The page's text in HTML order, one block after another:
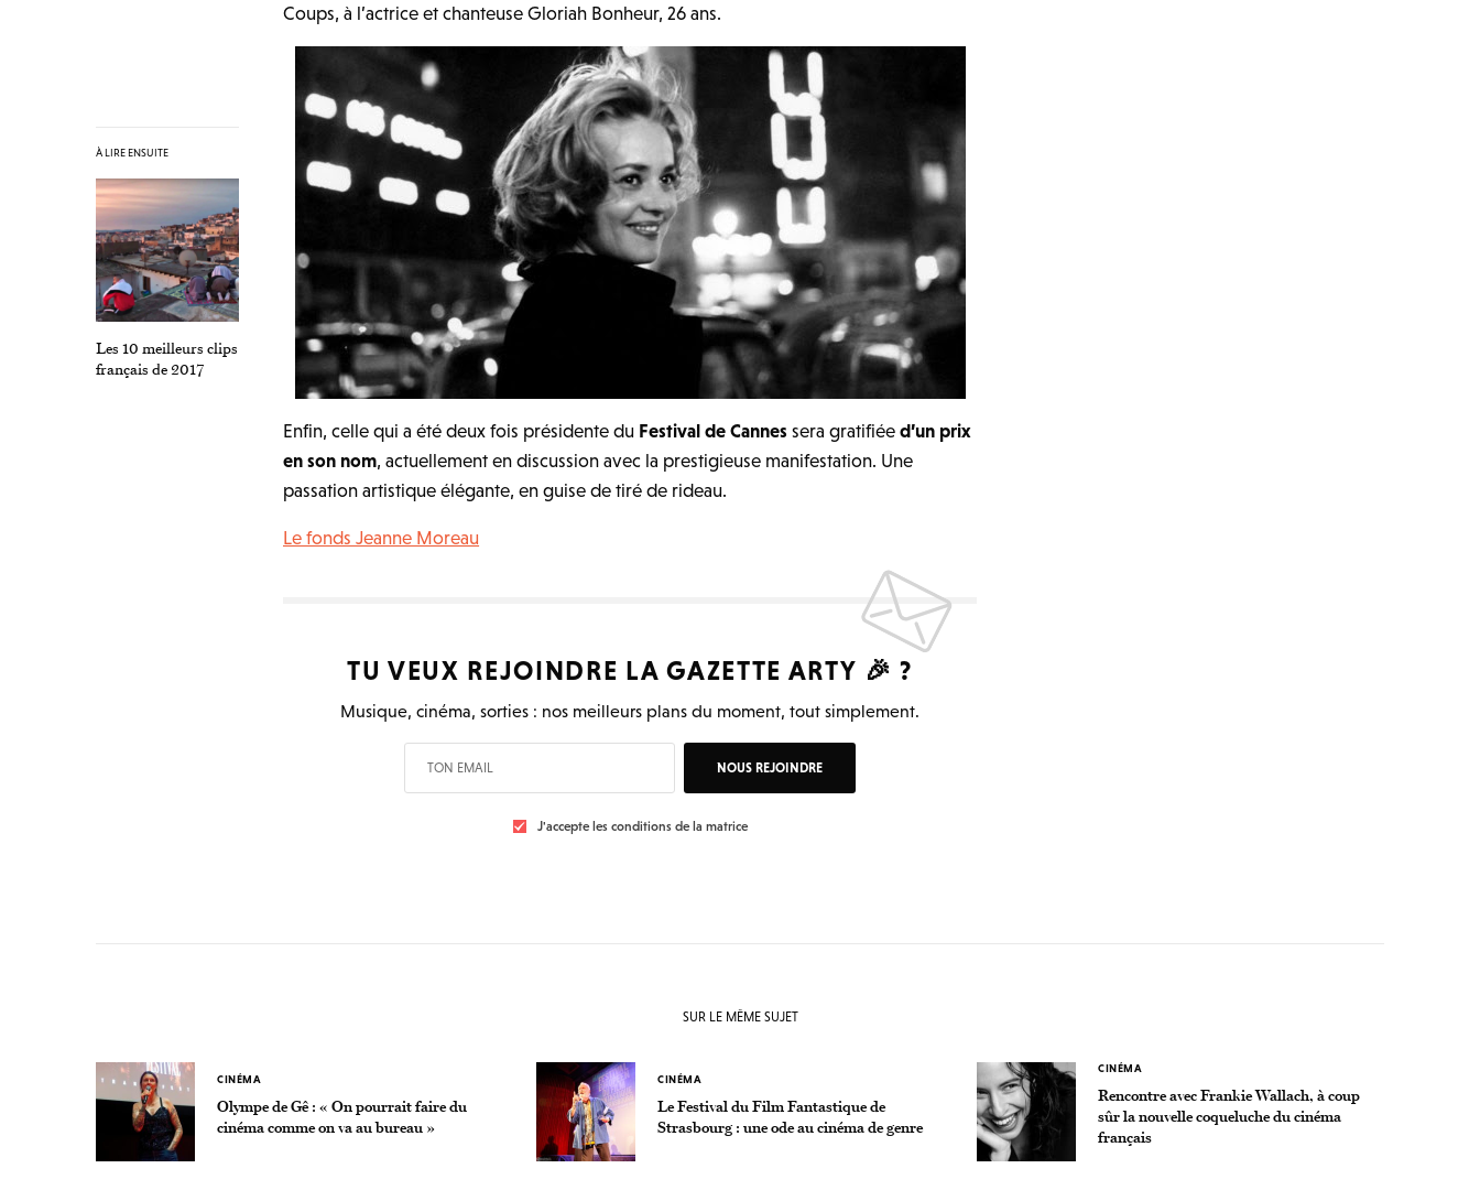
À LIRE ENSUITE
Les 10 meilleurs clips
français de 2017
Coups, à l’actrice et chanteuse Gloriah Bonheur, 26 ans.
Enfin, celle qui a été deux fois présidente du Festival de Cannes sera gratifiéed’un prix
en son nom, actuellement en discussion avec la prestigieuse manifestation. Une
passation artistique élégante, en guise de tiré de rideau.
Le fonds Jeanne Moreau
TU VEUX REJOINDRE LAGAZETTE ARTY 🎉 ?
Musique, cinéma, sorties : nos meilleurs plans du moment, tout simplement.
NOUS REJOINDRE
J'accepte les conditions de la matrice
SUR LE MÊME SUJET
CINÉMA
Olympe de Gê : « On pourrait faire du
cinéma comme on va au bureau »
CINÉMA
Le Festival du Film Fantastique de
Strasbourg : une ode au cinéma de genre
CINÉMA
Rencontre avec Frankie Wallach, à coup
sûr la nouvelle coqueluche du cinéma
français